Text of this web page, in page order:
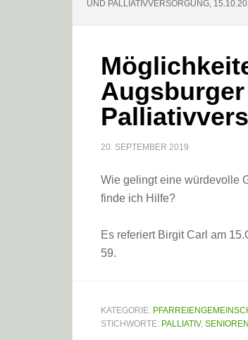
UND PALLIATIVVERSORGUNG,
20. SEPTEMBER 2019
Wie gelingt eine würdevolle
finde ich Hilfe?
Es referiert Birgit Carl am
59.
KATEGORIE:
STICHWORTE: PALLIATIV, SENIOREN